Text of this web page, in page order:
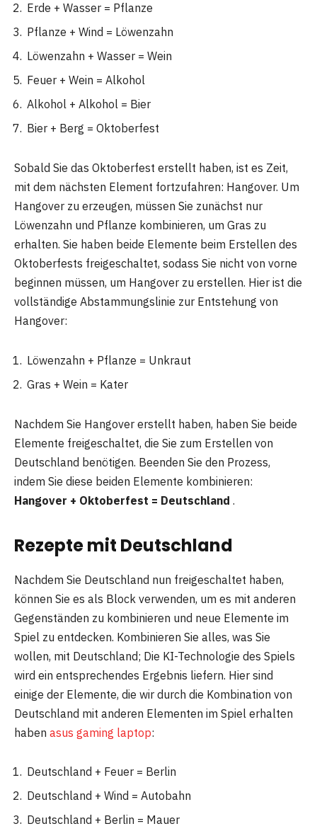
Erde + Wasser = Pflanze
Pflanze + Wind = Löwenzahn
Löwenzahn + Wasser = Wein
Feuer + Wein = Alkohol
Alkohol + Alkohol = Bier
Bier + Berg = Oktoberfest
Sobald Sie das Oktoberfest erstellt haben, ist es Zeit,
mit dem nächsten Element fortzufahren: Hangover. Um
Hangover zu erzeugen, müssen Sie zunächst nur
Löwenzahn und Pflanze kombinieren, um Gras zu
erhalten. Sie haben beide Elemente beim Erstellen des
Oktoberfests freigeschaltet, sodass Sie nicht von vorne
beginnen müssen, um Hangover zu erstellen. Hier ist die
vollständige Abstammungslinie zur Entstehung von
Hangover:
Löwenzahn + Pflanze = Unkraut
Gras + Wein = Kater
Nachdem Sie Hangover erstellt haben, haben Sie beide
Elemente freigeschaltet, die Sie zum Erstellen von
Deutschland benötigen. Beenden Sie den Prozess,
indem Sie diese beiden Elemente kombinieren:
Hangover + Oktoberfest = Deutschland .
Rezepte mit Deutschland
Nachdem Sie Deutschland nun freigeschaltet haben,
können Sie es als Block verwenden, um es mit anderen
Gegenständen zu kombinieren und neue Elemente im
Spiel zu entdecken. Kombinieren Sie alles, was Sie
wollen, mit Deutschland; Die KI-Technologie des Spiels
wird ein entsprechendes Ergebnis liefern. Hier sind
einige der Elemente, die wir durch die Kombination von
Deutschland mit anderen Elementen im Spiel erhalten
haben asus gaming laptop:
Deutschland + Feuer = Berlin
Deutschland + Wind = Autobahn
Deutschland + Berlin = Mauer